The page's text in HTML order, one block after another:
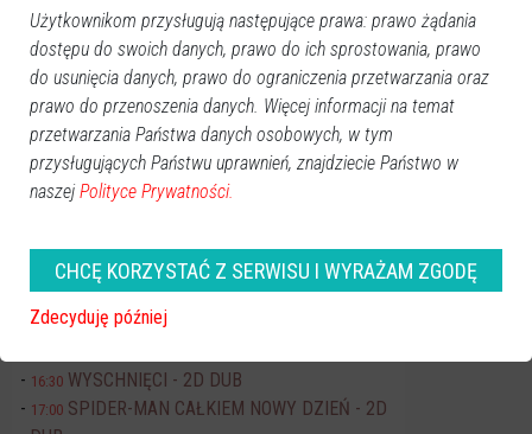
10
11 12 13 14 15
16
17
18 19 20 21 22
23
24
25 26 27 28 29
30
31
1 2 3 4 5 6
Dzisiaj:
19:00 Art-Czwartek Ilona Jaworska
Kino JANTAR
11:00 FLEAK. FUTRZAK I JA - 2D DUB
16:30 WYSCHNIĘCI - 2D DUB
17:00 SPIDER-MAN CAŁKIEM NOWY DZIEŃ - 2D
Użytkownikom przysługują następujące prawa: prawo żądania
dostępu do swoich danych, prawo do ich sprostowania, prawo
do usunięcia danych, prawo do ograniczenia przetwarzania oraz
prawo do przenoszenia danych. Więcej informacji na temat
przetwarzania Państwa danych osobowych, w tym
przysługujących Państwu uprawnień, znajdziecie Państwo w
naszej Polityce Prywatności.
CHCĘ KORZYSTAĆ Z SERWISU I WYRAŻAM ZGODĘ
Zdecyduję później